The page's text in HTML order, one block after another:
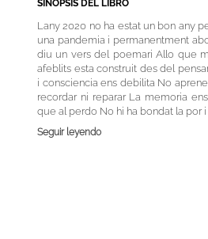
SINOPSIS DEL LIBRO
Lany 2020 no ha estat un bon any
una pandemia i permanentment
diu un vers del poemari Allo que
afeblits esta construit des del
i consciencia ens debilita No
recordar ni reparar La memoria
que al perdo No hi ha bondat la por i
Seguir leyendo